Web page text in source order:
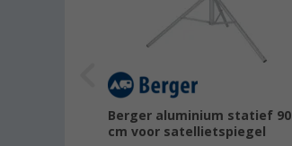
Berger aluminium statief 90
cm voor satellietspiegel